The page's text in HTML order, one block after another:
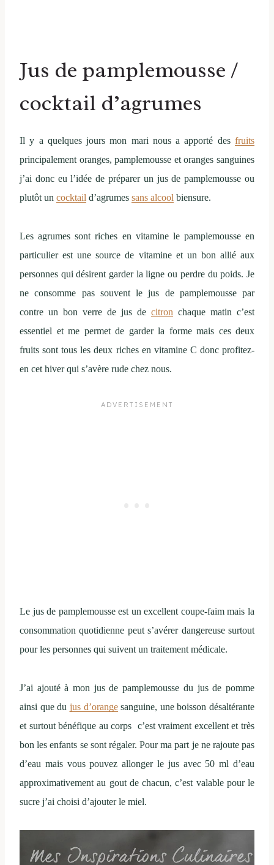
Jus de pamplemousse /
cocktail d’agrumes
Il y a quelques jours mon mari nous a apporté des fruits
principalement oranges, pamplemousse et oranges sanguines
j’ai donc eu l’idée de préparer un jus de pamplemousse ou
plutôt un cocktail d’agrumes sans alcool biensure.
Les agrumes sont riches en vitamine le pamplemousse en
particulier est une source de vitamine et un bon allié aux
personnes qui désirent garder la ligne ou perdre du poids. Je
ne consomme pas souvent le jus de pamplemousse par
contre un bon verre de jus de citron chaque matin c’est
essentiel et me permet de garder la forme mais ces deux
fruits sont tous les deux riches en vitamine C donc profitez-
en cet hiver qui s’avère rude chez nous.
Le jus de pamplemousse est un excellent coupe-faim mais la
consommation quotidienne peut s’avérer dangereuse surtout
pour les personnes qui suivent un traitement médicale.
J’ai ajouté à mon jus de pamplemousse du jus de pomme
ainsi que du jus d’orangesanguine, une boisson désaltérante
et surtout bénéfique au corps c’est vraiment excellent et très
bon les enfants se sont régaler. Pour ma part je ne rajoute pas
d’eau mais vous pouvez allonger le jus avec 50 ml d’eau
approximativement au gout de chacun, c’est valable pour le
sucre j’ai choisi d’ajouter le miel.